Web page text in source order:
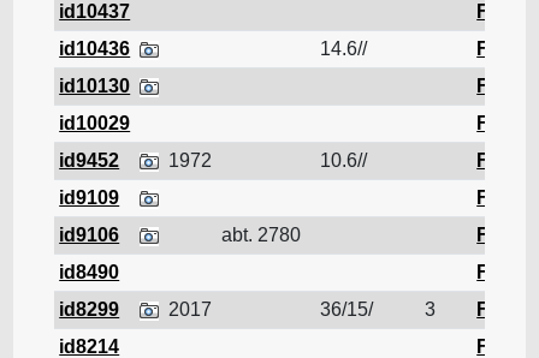
id10437
id10436
14.6//
id10130
id10029
id9452
1972 10.6//
id9109
id9106
abt. 2780
id8490
id8299
2017 36/15/ 3
id8214